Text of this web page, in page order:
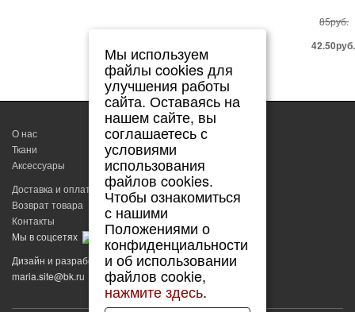
85руб.
42.50руб.
О нас
Ткани
Аксессуары
Доставка и оплата
Возврат товара
Контакты
Мы в соцсетях
@europeanfabrics
Дизайн и разработка сайта:
maria.site@bk.ru
Мы используем
файлы cookies для
улучшения работы
сайта. Оставаясь на
нашем сайте, вы
соглашаетесь с
условиями
использования
файлов cookies.
Чтобы ознакомиться
с нашими
Положениями о
конфиденциальности
и об использовании
файлов cookie,
нажмите здесь.